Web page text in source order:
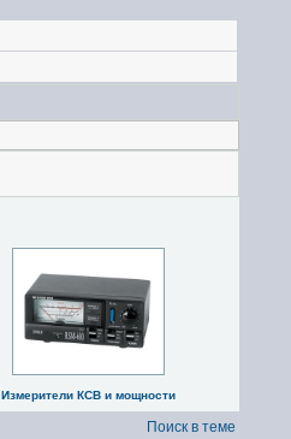
Измерители КСВ и мощности
Поиск в теме